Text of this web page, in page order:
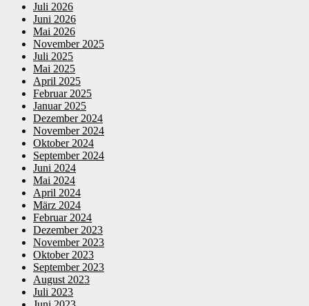
Juli 2026
Juni 2026
Mai 2026
November 2025
Juli 2025
Mai 2025
April 2025
Februar 2025
Januar 2025
Dezember 2024
November 2024
Oktober 2024
September 2024
Juni 2024
Mai 2024
April 2024
März 2024
Februar 2024
Dezember 2023
November 2023
Oktober 2023
September 2023
August 2023
Juli 2023